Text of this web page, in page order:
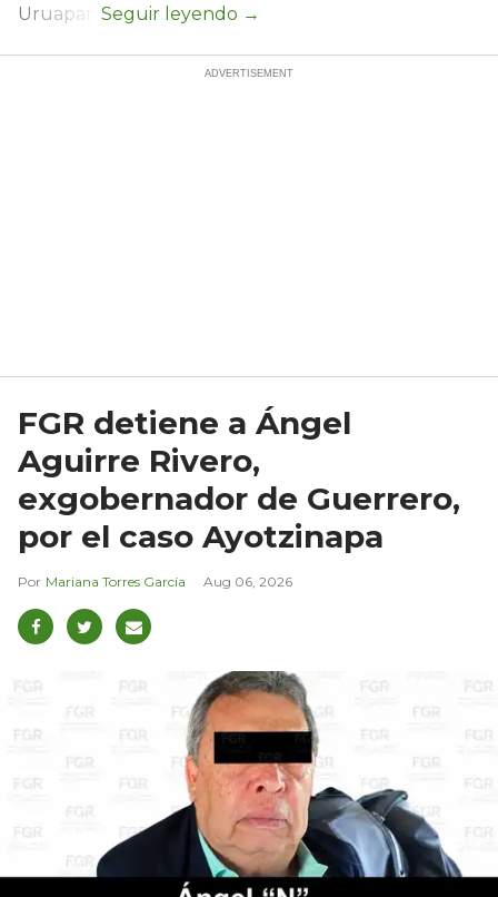
Uruapan.
FGR detiene a Ángel
Aguirre Rivero,
exgobernador de Guerrero,
por el caso Ayotzinapa
Mariana Torres García Aug 06, 2026